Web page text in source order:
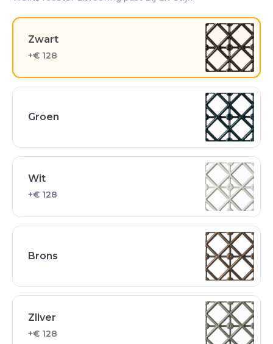
Zwart
+€ 128
Groen
Wit
+€ 128
Brons
Zilver
+€ 128